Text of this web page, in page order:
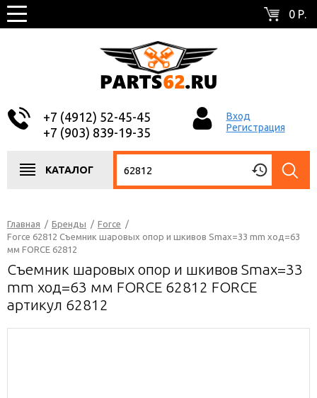
0 Р.
+7 (4912) 52-45-45
+7 (903) 839-19-35
Вход
Регистрация
КАТАЛОГ
Главная / Бренды / Force /
Force 62812 Съемник шаровых опор и шкивов Smax=33 mm ход=63
мм FORCE 62812
Съемник шаровых опор и шкивов Smax=33
mm ход=63 мм FORCE 62812 FORCE
артикул 62812